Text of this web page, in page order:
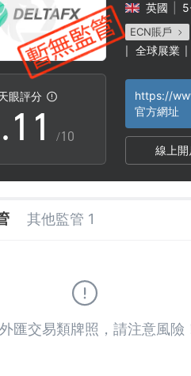
眼評分
.
0
1
2
3
5
0
1
2
3
5
/10
英國
ECN賬戶
全球展業
https://
官方網址
線上開
其他監管 1
匯交易類牌照，請注意風險